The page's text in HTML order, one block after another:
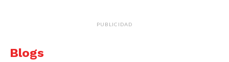
PUBLICIDAD
Blogs